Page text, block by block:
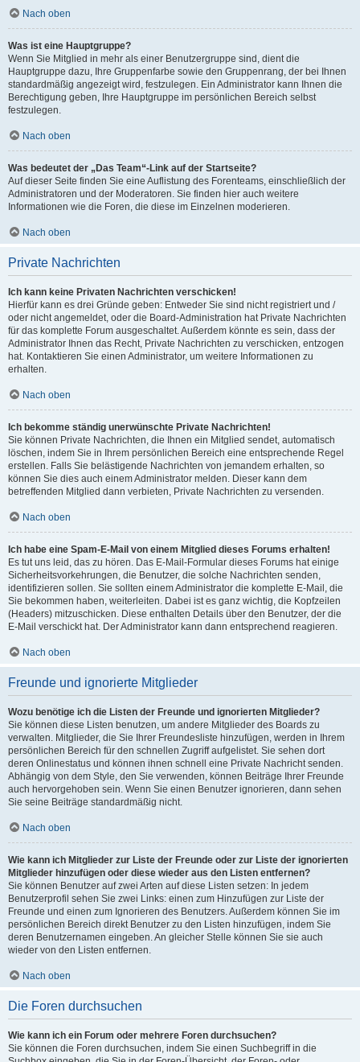
Nach oben
Was ist eine Hauptgruppe?
Wenn Sie Mitglied in mehr als einer Benutzergruppe sind, dient die
Hauptgruppe dazu, Ihre Gruppenfarbe sowie den Gruppenrang, der bei Ihnen
standardmäßig angezeigt wird, festzulegen. Ein Administrator kann Ihnen die
Berechtigung geben, Ihre Hauptgruppe im persönlichen Bereich selbst
festzulegen.
Nach oben
Was bedeutet der „Das Team“-Link auf der Startseite?
Auf dieser Seite finden Sie eine Auflistung des Forenteams, einschließlich der
Administratoren und der Moderatoren. Sie finden hier auch weitere
Informationen wie die Foren, die diese im Einzelnen moderieren.
Nach oben
Private Nachrichten
Ich kann keine Privaten Nachrichten verschicken!
Hierfür kann es drei Gründe geben: Entweder Sie sind nicht registriert und /
oder nicht angemeldet, oder die Board-Administration hat Private Nachrichten
für das komplette Forum ausgeschaltet. Außerdem könnte es sein, dass der
Administrator Ihnen das Recht, Private Nachrichten zu verschicken, entzogen
hat. Kontaktieren Sie einen Administrator, um weitere Informationen zu
erhalten.
Nach oben
Ich bekomme ständig unerwünschte Private Nachrichten!
Sie können Private Nachrichten, die Ihnen ein Mitglied sendet, automatisch
löschen, indem Sie in Ihrem persönlichen Bereich eine entsprechende Regel
erstellen. Falls Sie belästigende Nachrichten von jemandem erhalten, so
können Sie dies auch einem Administrator melden. Dieser kann dem
betreffenden Mitglied dann verbieten, Private Nachrichten zu versenden.
Nach oben
Ich habe eine Spam-E-Mail von einem Mitglied dieses Forums erhalten!
Es tut uns leid, das zu hören. Das E-Mail-Formular dieses Forums hat einige
Sicherheitsvorkehrungen, die Benutzer, die solche Nachrichten senden,
identifizieren sollen. Sie sollten einem Administrator die komplette E-Mail, die
Sie bekommen haben, weiterleiten. Dabei ist es ganz wichtig, die Kopfzeilen
(Headers) mitzuschicken. Diese enthalten Details über den Benutzer, der die
E-Mail verschickt hat. Der Administrator kann dann entsprechend reagieren.
Nach oben
Freunde und ignorierte Mitglieder
Wozu benötige ich die Listen der Freunde und ignorierten Mitglieder?
Sie können diese Listen benutzen, um andere Mitglieder des Boards zu
verwalten. Mitglieder, die Sie Ihrer Freundesliste hinzufügen, werden in Ihrem
persönlichen Bereich für den schnellen Zugriff aufgelistet. Sie sehen dort
deren Onlinestatus und können ihnen schnell eine Private Nachricht senden.
Abhängig von dem Style, den Sie verwenden, können Beiträge Ihrer Freunde
auch hervorgehoben sein. Wenn Sie einen Benutzer ignorieren, dann sehen
Sie seine Beiträge standardmäßig nicht.
Nach oben
Wie kann ich Mitglieder zur Liste der Freunde oder zur Liste der ignorierten
Mitglieder hinzufügen oder diese wieder aus den Listen entfernen?
Sie können Benutzer auf zwei Arten auf diese Listen setzen: In jedem
Benutzerprofil sehen Sie zwei Links: einen zum Hinzufügen zur Liste der
Freunde und einen zum Ignorieren des Benutzers. Außerdem können Sie im
persönlichen Bereich direkt Benutzer zu den Listen hinzufügen, indem Sie
deren Benutzernamen eingeben. An gleicher Stelle können Sie sie auch
wieder von den Listen entfernen.
Nach oben
Die Foren durchsuchen
Wie kann ich ein Forum oder mehrere Foren durchsuchen?
Sie können die Foren durchsuchen, indem Sie einen Suchbegriff in die